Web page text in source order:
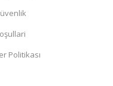
Politikası